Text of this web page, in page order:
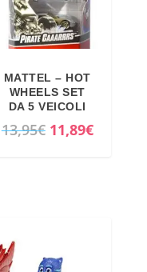
MATTEL – HOT
WHEELS SET
DA 5 VEICOLI
13,95€ I
z
11,89€I